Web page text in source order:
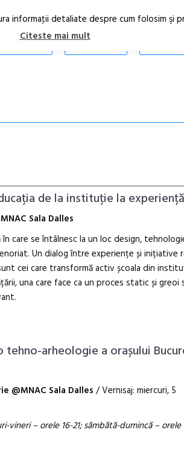
de la instituție la experiență
Sala Dalles
care se întâlnesc la un loc design,
Un dialog între experiențe și inițiative
cei care transformă activ școala din
una care face ca un proces static și greoi
arheologie a orașului
@MNAC Sala Dalles / Vernisaj: miercuri, 5
vineri – orele 16-21; sâmbătă-dumincă – orele
informaţii detaliate despre cum folosim şi
Citeste mai mult